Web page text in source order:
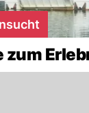
zum